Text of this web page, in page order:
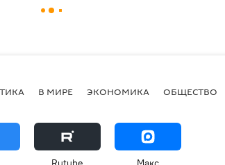
В МИРЕ ЭКОНОМИКА ОБЩЕСТВО